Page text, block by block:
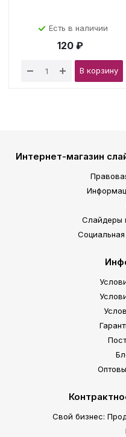
Есть в наличии
120 ₽
В корзину
Интернет-магазин
Слайдеры
Социальная
Свой бизнес: